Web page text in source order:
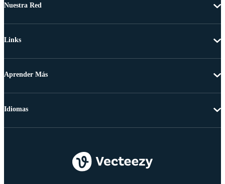
Nuestra Red
Links
Aprender Más
Idiomas